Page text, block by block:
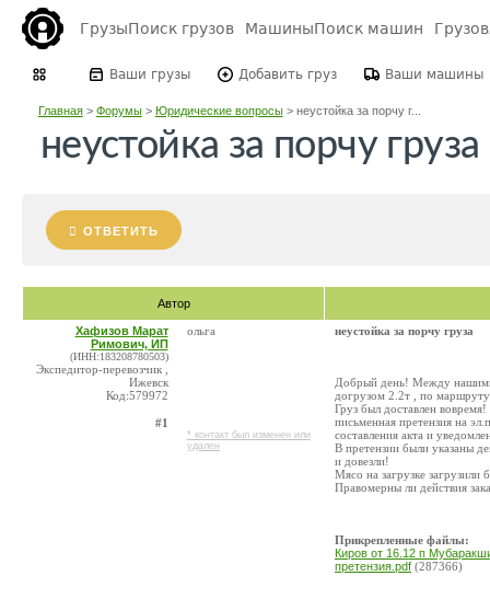
ГрузыПоиск грузов МашиныПоиск машин
Ваши грузы Добавить груз Ваши машины
Главная> Форумы> Юридические вопросы> неустойка за порчу г...
неустойка за порчу груза
ОТВЕТИТЬ
Автор
Хафизов Марат
Римович, ИП
(ИНН:183208780503)
Экспедитор-перевозчик ,
Ижевск
Код:579972
#1
ольга
* контакт был изменен или
удален
неустойка за порчу груза
Добрый день! Между нашими
догрузом 2.2т , по
Груз был доставлен
письменная претензия на
составления акта и
В претензии были указаны
и довезли!
Мясо на загрузке загрузили
Правомерны ли действия
Прикрепленные файлы:
Киров от 16.12 п
претензия.pdf (287366)